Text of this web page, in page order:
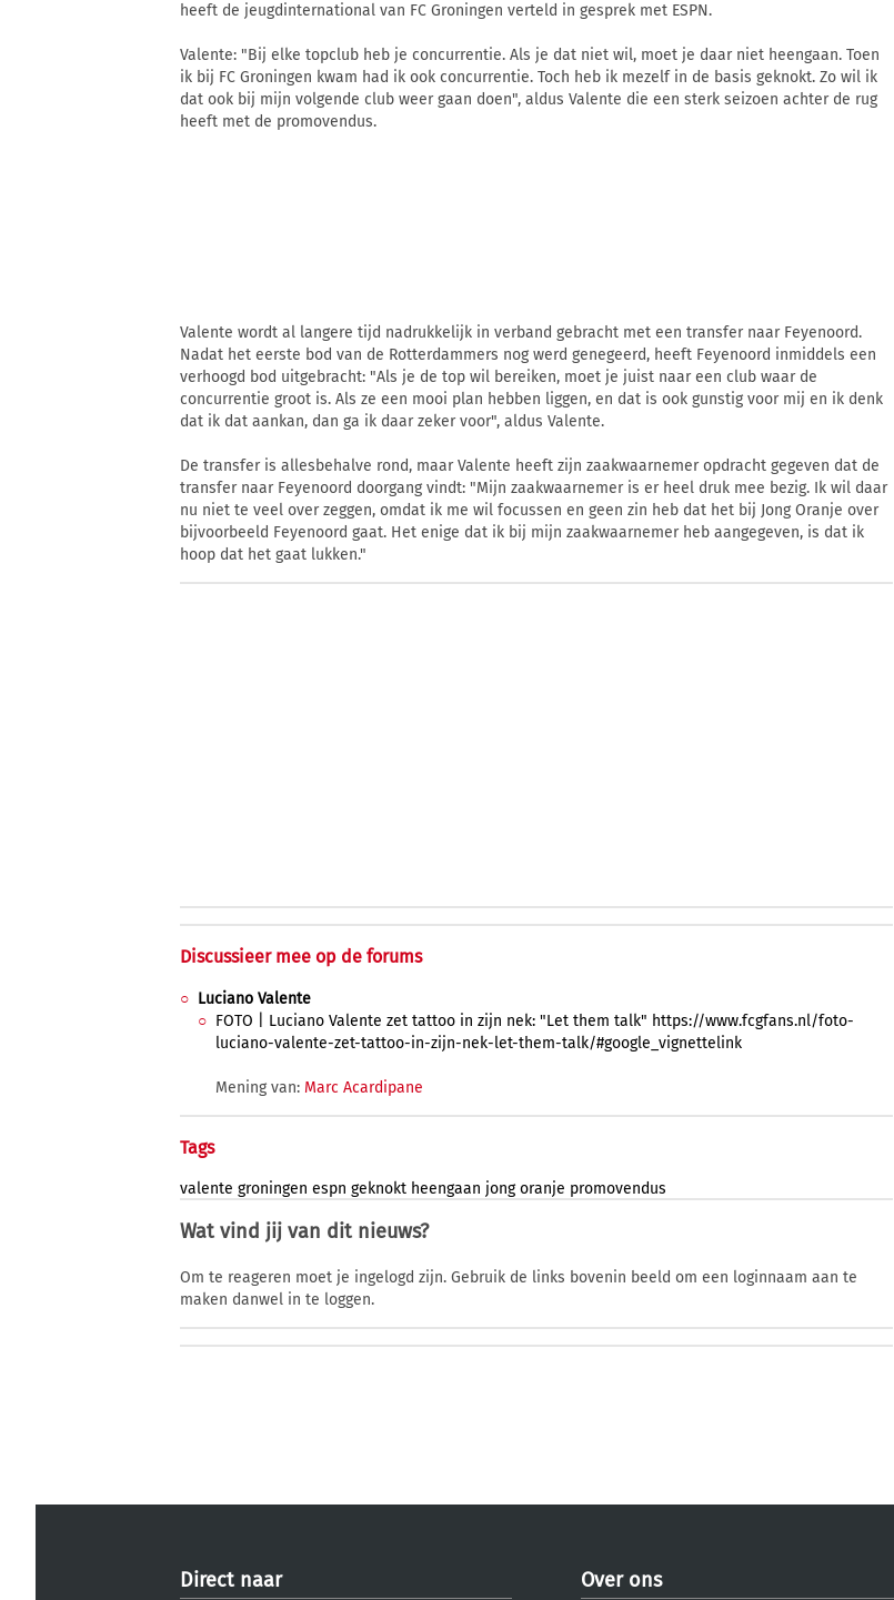
heeft de jeugdinternational van FC Groningen verteld in gesprek met ESPN.
Valente: "Bij elke topclub heb je concurrentie. Als je dat niet wil, moet je daar niet heengaan. Toen
ik bij FC Groningen kwam had ik ook concurrentie. Toch heb ik mezelf in de basis geknokt. Zo wil ik
dat ook bij mijn volgende club weer gaan doen", aldus Valente die een sterk seizoen achter de rug
heeft met de promovendus.
Valente wordt al langere tijd nadrukkelijk in verband gebracht met een transfer naar Feyenoord.
Nadat het eerste bod van de Rotterdammers nog werd genegeerd, heeft Feyenoord inmiddels een
verhoogd bod uitgebracht: "Als je de top wil bereiken, moet je juist naar een club waar de
concurrentie groot is. Als ze een mooi plan hebben liggen, en dat is ook gunstig voor mij en ik denk
dat ik dat aankan, dan ga ik daar zeker voor", aldus Valente.
De transfer is allesbehalve rond, maar Valente heeft zijn zaakwaarnemer opdracht gegeven dat de
transfer naar Feyenoord doorgang vindt: "Mijn zaakwaarnemer is er heel druk mee bezig. Ik wil daar
nu niet te veel over zeggen, omdat ik me wil focussen en geen zin heb dat het bij Jong Oranje over
bijvoorbeeld Feyenoord gaat. Het enige dat ik bij mijn zaakwaarnemer heb aangegeven, is dat ik
hoop dat het gaat lukken."
Discussieer mee op de forums
Luciano Valente
FOTO | Luciano Valente zet tattoo in zijn nek: "Let them talk" https://www.fcgfans.nl/foto-
luciano-valente-zet-tattoo-in-zijn-nek-let-them-talk/#google_vignettelink
Mening van: Marc Acardipane
Tags
valente groningen espn geknokt heengaan jong oranje promovendus
Wat vind jij van dit nieuws?
Om te reageren moet je ingelogd zijn. Gebruik de links bovenin beeld om een loginnaam aan te
maken danwel in te loggen.
Direct naar Over ons